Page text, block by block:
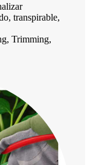
transpirable,
Trimming,